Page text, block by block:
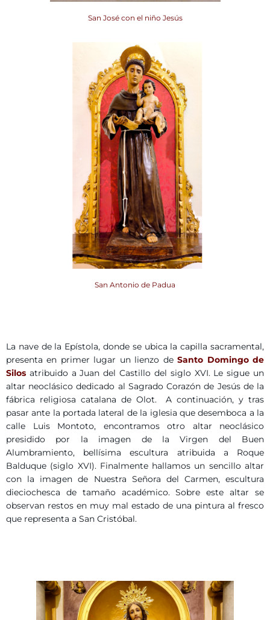
San José con el niño Jesús
San Antonio de Padua
La nave de la Epístola, donde se ubica la capilla sacramental,
presenta en primer lugar un lienzo deSanto Domingo de
Silos atribuido a Juan del Castillo del siglo XVI. Le sigue un
altar neoclásico dedicado al Sagrado Corazón de Jesús de la
fábrica religiosa catalana de Olot. A continuación, y tras
pasar ante la portada lateral de la iglesia que desemboca a la
calle Luis Montoto, encontramos otro altar neoclásico
presidido por la imagen de la Virgen del Buen
Alumbramiento, bellísima escultura atribuida a Roque
Balduque (siglo XVI). Finalmente hallamos un sencillo altar
con la imagen de Nuestra Señora del Carmen, escultura
dieciochesca de tamaño académico. Sobre este altar se
observan restos en muy mal estado de una pintura al fresco
que representa a San Cristóbal.